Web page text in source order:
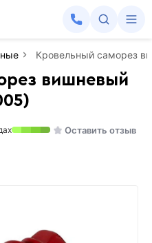
Кровельный саморез
вишневый
Оставить отзыв